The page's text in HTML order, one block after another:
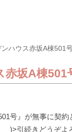
ンハウス赤坂A棟501
赤坂A棟501
号』が無事に契
_)>引続きどうぞ